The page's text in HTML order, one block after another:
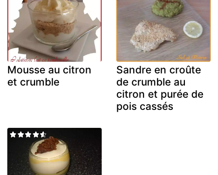
Mousse au citron
et crumble
Sandre en croûte
de crumble au
citron et purée de
pois cassés